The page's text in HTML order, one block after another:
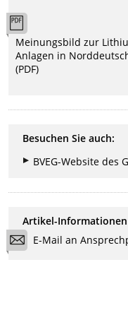
Meinungsbild zur
Anlagen in
(PDF)
Besuchen Sie auch:
BVEG-Website des
Artikel-Informationen
E-Mail an